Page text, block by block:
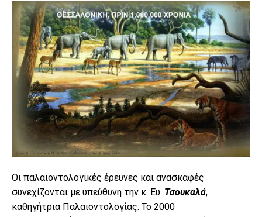
Οι παλαιοντολογικές έρευνες και ανασκαφές
συνεχίζονται με υπεύθυνη την κ. Ευ. Τσουκαλά,
καθηγήτρια Παλαιοντολογίας. Το 2000